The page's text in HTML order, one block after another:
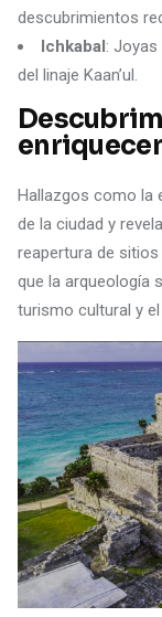
descubrimientos
Ichkabal:
del linaje Kaan’ul.
Hallazgos como la
de la ciudad y
reapertura de
que la arqueología
turismo cultural y